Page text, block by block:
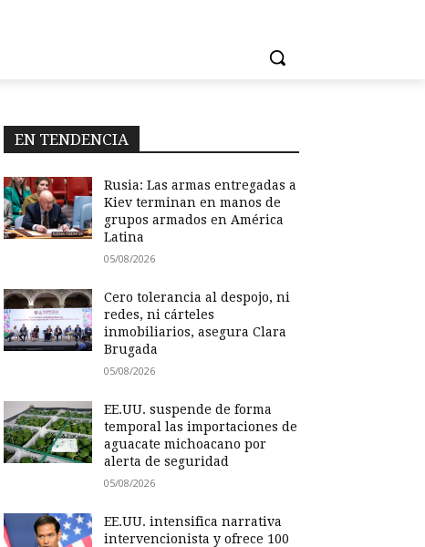
EN TENDENCIA
Rusia: Las armas entregadas a
Kiev terminan en manos de
grupos armados en América
Latina
05/08/2026
Cero tolerancia al despojo, ni
redes, ni cárteles
inmobiliarios, asegura Clara
Brugada
05/08/2026
EE.UU. suspende de forma
temporal las importaciones de
aguacate michoacano por
alerta de seguridad
05/08/2026
EE.UU. intensifica narrativa
intervencionista y ofrece 100